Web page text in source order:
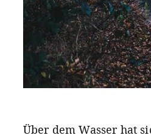
Über dem Wasser hat